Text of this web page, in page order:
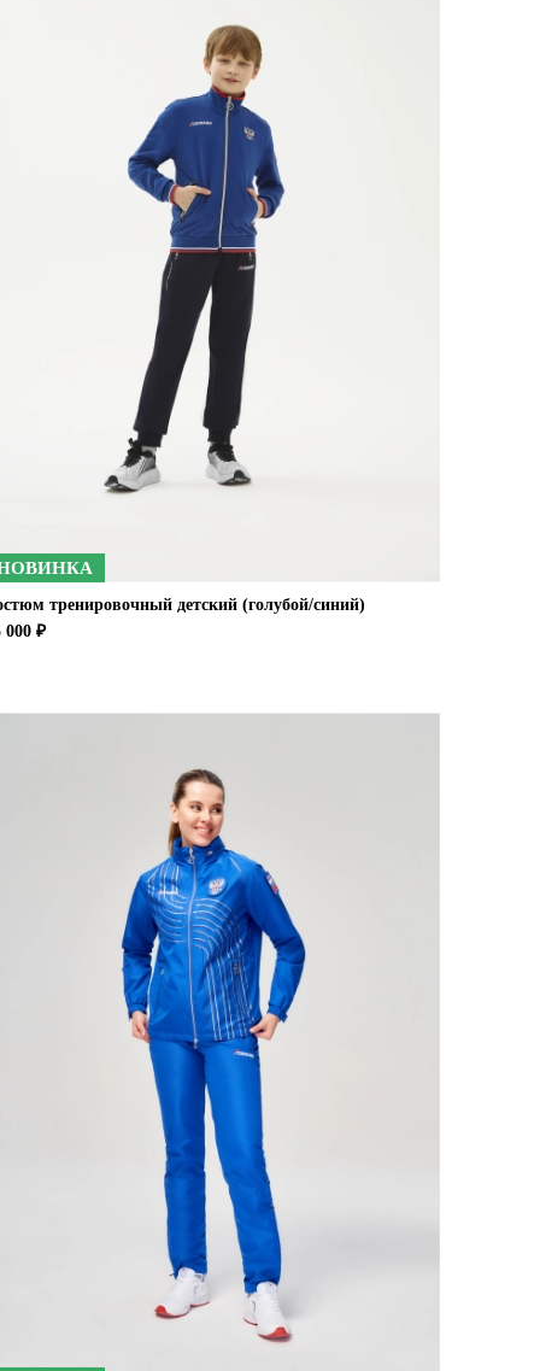
тренировочный детский (голубой/синий)
000 ₽